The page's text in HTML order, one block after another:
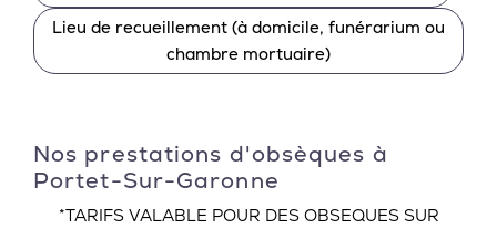
Lieu de recueillement (à domicile, funérarium ou
chambre mortuaire)
Nos prestations d'obsèques à
Portet-Sur-Garonne
*TARIFS VALABLE POUR DES OBSEQUES SUR